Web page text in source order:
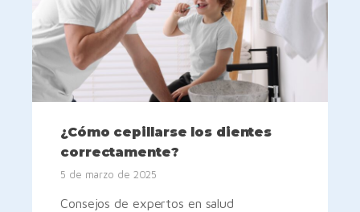
¿Cómo cepillarse los dientes
correctamente?
5 de marzo de 2025
Consejos de expertos en salud